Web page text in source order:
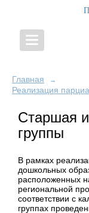
Главная →
Реализация
Старшая и
группы
В рамках
дошкольных
расположенных
региональной
соответствии с
группах